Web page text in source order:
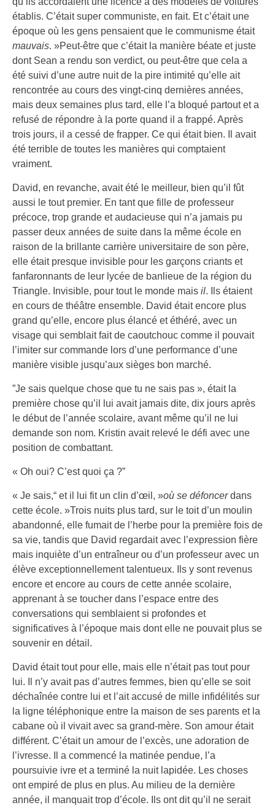
établis. C’était super communiste, en fait. Et c’était une
époque où les gens pensaient que le communisme était
mauvais. »Peut-être que c’était la manière béate et juste
dont Sean a rendu son verdict, ou peut-être que cela a
été suivi d’une autre nuit de la pire intimité qu’elle ait
rencontrée au cours des vingt-cinq dernières années,
mais deux semaines plus tard, elle l’a bloqué partout et a
refusé de répondre à la porte quand il a frappé. Après
trois jours, il a cessé de frapper. Ce qui était bien. Il avait
été terrible de toutes les manières qui comptaient
vraiment.
David, en revanche, avait été le meilleur, bien qu’il fût
aussi le tout premier. En tant que fille de professeur
précoce, trop grande et audacieuse qui n’a jamais pu
passer deux années de suite dans la même école en
raison de la brillante carrière universitaire de son père,
elle était presque invisible pour les garçons criants et
fanfaronnants de leur lycée de banlieue de la région du
Triangle. Invisible, pour tout le monde mais il. Ils étaient
en cours de théâtre ensemble. David était encore plus
grand qu’elle, encore plus élancé et éthéré, avec un
visage qui semblait fait de caoutchouc comme il pouvait
l’imiter sur commande lors d’une performance d’une
manière visible jusqu’aux sièges bon marché.
”Je sais quelque chose que tu ne sais pas », était la
première chose qu’il lui avait jamais dite, dix jours après
le début de l’année scolaire, avant même qu’il ne lui
demande son nom. Kristin avait relevé le défi avec une
position de combattant.
« Oh oui? C’est quoi ça ?”
« Je sais,“ et il lui fit un clin d’œil, »où se défoncerdans
cette école. »Trois nuits plus tard, sur le toit d’un moulin
abandonné, elle fumait de l’herbe pour la première fois de
sa vie, tandis que David regardait avec l’expression fière
mais inquiète d’un entraîneur ou d’un professeur avec un
élève exceptionnellement talentueux. Ils y sont revenus
encore et encore au cours de cette année scolaire,
apprenant à se toucher dans l’espace entre des
conversations qui semblaient si profondes et
significatives à l’époque mais dont elle ne pouvait plus se
souvenir en détail.
David était tout pour elle, mais elle n’était pas tout pour
lui. Il n’y avait pas d’autres femmes, bien qu’elle se soit
déchaînée contre lui et l’ait accusé de mille infidélités sur
la ligne téléphonique entre la maison de ses parents et la
cabane où il vivait avec sa grand-mère. Son amour était
différent. C’était un amour de l’excès, une adoration de
l’ivresse. Il a commencé la matinée pendue, l’a
poursuivie ivre et a terminé la nuit lapidée. Les choses
ont empiré de plus en plus. Au milieu de la dernière
année, il manquait trop d’école. Ils ont dit qu’il ne serait